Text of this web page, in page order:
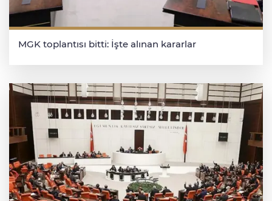
MGK toplantısı bitti: İşte alınan kararlar